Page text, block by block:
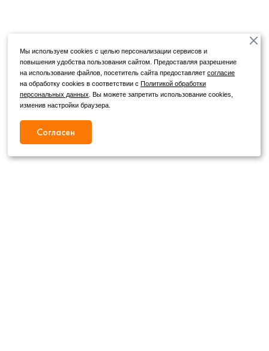
Мы используем cookies с целью персонализации сервисов и
повышения удобства пользования сайтом. Предоставляя разрешение
на использование файлов, посетитель сайта предоставляетсогласие
на обработку cookies в соответствии сПолитикой обработки
персональных данных . Вы можете запретить использование cookies,
изменив настройки браузера.
Согласен